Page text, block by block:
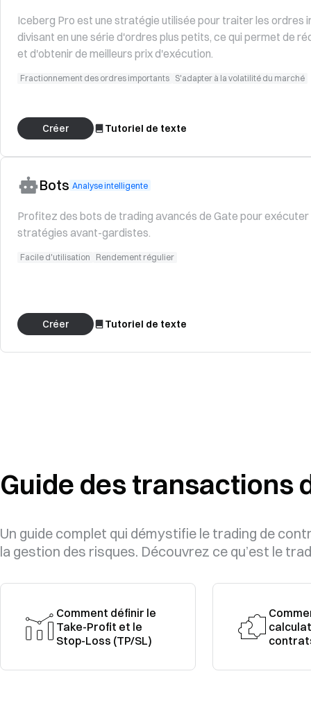
Iceberg Pro est une stratégie utilisée pour traiter les ordres
divisant en une série d'ordres plus petits, ce qui permet de
et d'obtenir de meilleurs prix d'exécution.
Fractionnement des ordres importants S'adapter à la volatilité du marché
Créer Tutoriel de texte
Bots Analyse intelligente
Profitez des bots de trading avancés de Gate pour
stratégies avant-gardistes.
Facile d'utilisation Rendement régulier
Créer Tutoriel de texte
Guide des transactions
Un guide complet qui démystifie le trading de
la gestion des risques. Découvrez ce qu’est le
Comment définir le
Take-Profit et le
Stop-Loss (TP/SL)